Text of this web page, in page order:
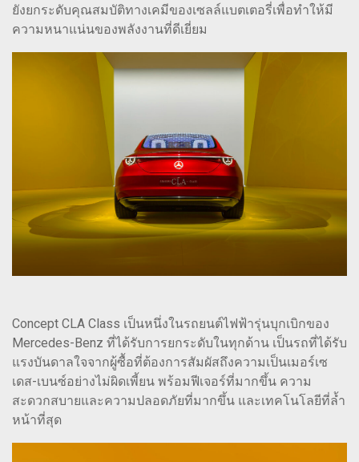
ยังยกระดับคุณสมบัติทางเคมีของเซลล์แบตเตอรี่เพื่อทำให้มี
ความหนาแน่นของพลังงานที่ดีเยี่ยม
Concept CLA Class เป็นหนึ่งในรถยนต์ไฟฟ้ารุ่นบุกเบิกของ
Mercedes-Benz ที่ได้รับการยกระดับในทุกด้าน เป็นรถที่ได้รับ
แรงบันดาลใจจากผู้ซื้อที่ต้องการสัมผัสถึงความเป็นเมอร์เซ
เดส-เบนซ์อย่างไม่ผิดเพี้ยน พร้อมฟีเจอร์ที่มากขึ้น ความ
สะดวกสบายและความปลอดภัยที่มากขึ้น และเทคโนโลยีที่ล้ำ
หน้าที่สุด